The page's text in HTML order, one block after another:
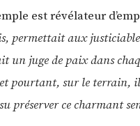
est révélateur
permettait aux
un juge de paix dans
pourtant, sur le terrain, il
préserver ce charmant